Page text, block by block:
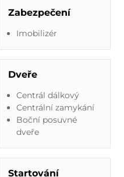
Zabezpečení
Imobilizér
Dveře
Centrál dálkový
Centrální zamykání
Boční posuvné
dveře
Startování